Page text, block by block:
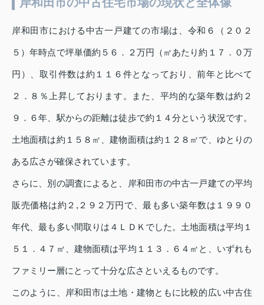
岸和田市における中古一戸建ての市場は、令和６（２０２
５）年時点で坪単価約５６．２万円（㎡あたり約１７．０万
円）、取引件数は約１１６件となっており、前年と比べて
２．８％上昇しております。また、平均的な築年数は約２
９．６年、駅からの距離は徒歩で約１４分という状況です。
土地面積は約１５８㎡、建物面積は約１２８㎡で、ゆとりの
ある広さが確保されています。
さらに、別の調査によると、岸和田市の中古一戸建ての平均
販売価格は約２,２９２万円で、最も多い築年数は１９９０
年代、最も多い間取りは４ＬＤＫでした。土地面積は平均１
５１．４７㎡、建物面積は平均１１３．６４㎡と、いずれも
ファミリー層にとって十分な広さといえるものです。
このように、岸和田市は土地・建物ともに比較的広い中古住